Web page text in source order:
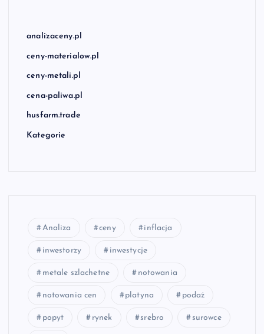
analizaceny.pl
ceny-materialow.pl
ceny-metali.pl
cena-paliwa.pl
husfarm.trade
Kategorie
Analiza ceny inflacja
inwestorzy inwestycje
metale szlachetne notowania
notowania cen platyna podaż
popyt rynek srebro surowce